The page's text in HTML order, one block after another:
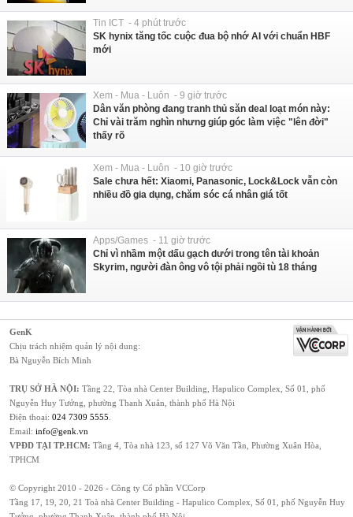
Tin ICT - 4 phút trước
SK hynix tăng tốc cuộc đua bộ nhớ AI với chuẩn HBF
mới
Xem - Mua - Luôn - 9 giờ trước
Dân văn phòng đang tranh thủ săn deal loạt món này:
Chỉ vài trăm nghìn nhưng giúp góc làm việc "lên đời"
thấy rõ
Xem - Mua - Luôn - 10 giờ trước
Sale chưa hết: Xiaomi, Panasonic, Lock&Lock vẫn còn
nhiều đồ gia dụng, chăm sóc cá nhân giá tốt
Apps/Games - 11 giờ trước
Chỉ vì nhầm một dấu gạch dưới trong tên tài khoản
Skyrim, người đàn ông vô tội phải ngồi tù 18 tháng
GenK
Chịu trách nhiệm quản lý nội dung:
Bà Nguyễn Bích Minh
TRỤ SỞ HÀ NỘI: Tầng 22, Tòa nhà Center Building, Hapulico Complex, Số 01, phố
Nguyễn Huy Tưởng, phường Thanh Xuân, thành phố Hà Nội
Điện thoại: 024 7309 5555
Email: info@genk.vn
VPĐD TẠI TP.HCM: Tầng 4, Tòa nhà 123, số 127 Võ Văn Tần, Phường Xuân Hòa,
TPHCM
© Copyright 2010 - 2026 - Công ty Cổ phần VCCorp
Tầng 17, 19, 20, 21 Toà nhà Center Building - Hapulico Complex, Số 01, phố Nguyễn Huy